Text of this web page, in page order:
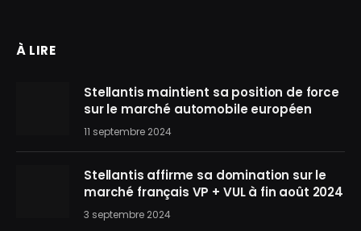
À LIRE
Stellantis maintient sa position de force
sur le marché automobile européen
11 septembre 2024
Stellantis affirme sa domination sur le
marché français VP + VUL à fin août 2024
3 septembre 2024